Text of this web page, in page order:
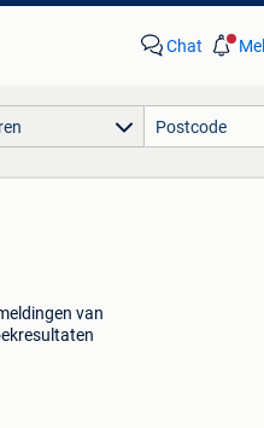
Chat
van